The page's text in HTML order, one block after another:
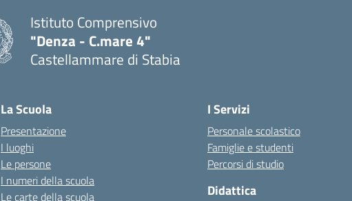
Istituto Comprensivo
"Denza - C.mare 4"
Castellammare di Stabia
La Scuola
Presentazione
I luoghi
Le persone
I numeri della scuola
Le carte della scuola
I Servizi
Personale scolastico
Famiglie e studenti
Percorsi di studio
Didattica